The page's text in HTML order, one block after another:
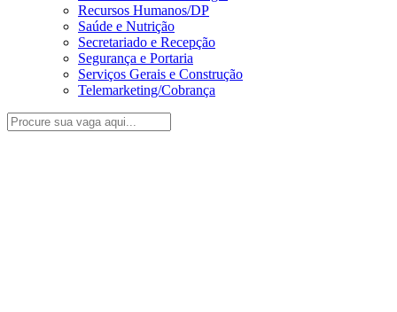
Recursos Humanos/DP
Saúde e Nutrição
Secretariado e Recepção
Segurança e Portaria
Serviços Gerais e Construção
Telemarketing/Cobrança